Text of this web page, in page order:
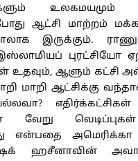
ஆட்சி மாற்றம்
இருக்கும்.
புரட்சியோ
உதவும், ஆளும் கட்சி
மாறி ஆட்சிக்கு
எதிர்க்கட்சிகள்
வெடிப்புகள்
என்பதை அமெரிக்கா
ஹசீனாவின்